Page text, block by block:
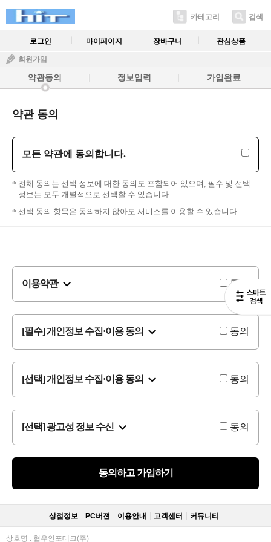
카테고리 검색
로그인 마이페이지 장바구니 관심상품
회원가입
약관동의 정보입력 가입완료
약관 동의
모든 약관에 동의합니다.
전체 동의는 선택 정보에 대한 동의도 포함되어 있으며, 필수 및 선택
정보는 모두 개별적으로 선택할 수 있습니다.
선택 동의 항목은 동의하지 않아도 서비스를 이용할 수 있습니다.
이용약관 동의
[필수] 개인정보 수집·이용 동의 동의
[선택] 개인정보 수집·이용 동의 동의
[선택] 광고성 정보 수신 동의
동의하고 가입하기
상점정보 PC버젼 이용안내 고객센터 커뮤니티
상호명 : 협우인포테크(주)